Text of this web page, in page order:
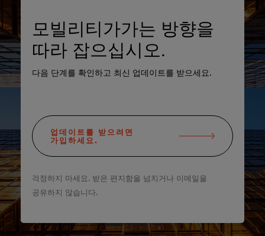
모빌리티가가는 방향을
따라 잡으십시오.
다음 단계를 확인하고 최신 업데이트를 받으세요.
업데이트를 받으려면
가입하세요.
걱정하지 마세요. 받은 편지함을 넘치거나 이메일을
공유하지 않습니다.